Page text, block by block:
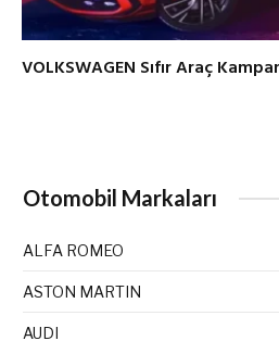
VOLKSWAGEN Sıfır Araç
Otomobil Markaları
ALFA ROMEO
ASTON MARTIN
AUDI